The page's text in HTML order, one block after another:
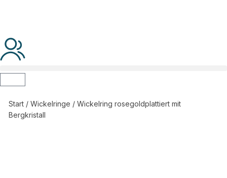
Start /Wickelringe / Wickelring rosegoldplattiert mit
Bergkristall